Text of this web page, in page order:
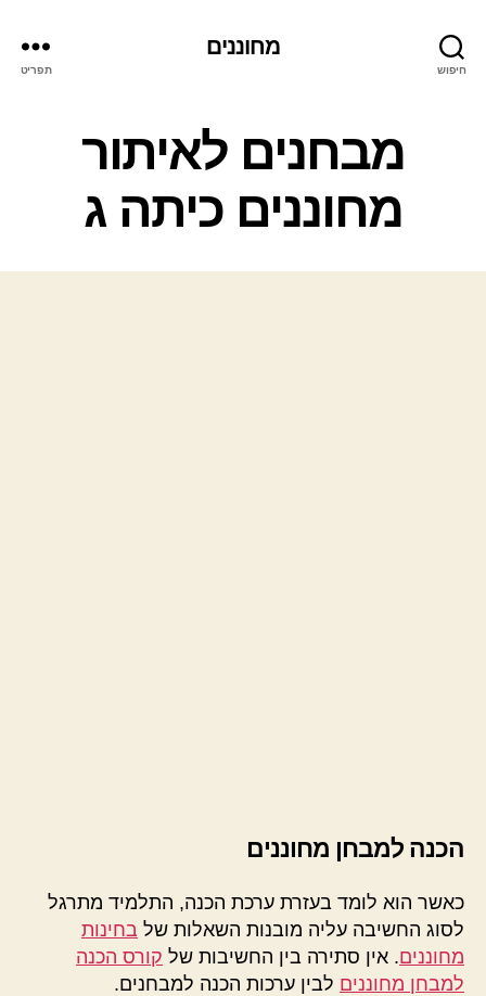
חיפוש
מחוננים
תפריט
קטגוריות
מבחנים לאיתור
מחוננים כיתה ג
הכנה למבחן מחוננים
כאשר הוא לומד בעזרת ערכת הכנה, התלמיד מתרגל
לסוג החשיבה עליה מובנות השאלות של בחינות
מחוננים. אין סתירה בין החשיבות של קורס הכנה
למבחן מחוננים לבין ערכות הכנה למבחנים.